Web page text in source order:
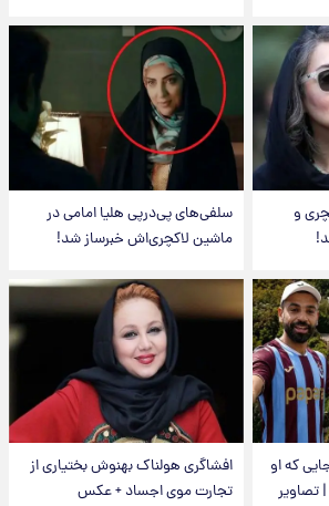
و
سلفی‌های پی‌درپی هلیا امامی در
ماشین لاکچری‌اش خبرساز شد!
که او
تصاویر
افشاگری هولناک بهنوش بختیاری از
تجارت موی اجساد + عکس